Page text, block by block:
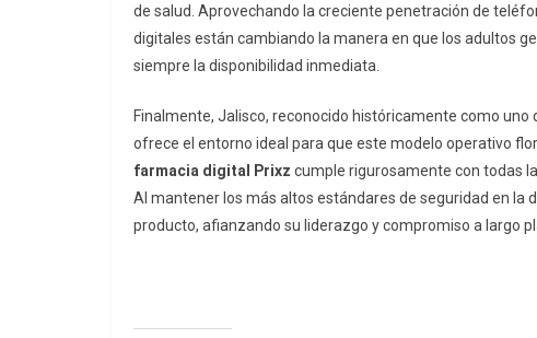
de salud. Aprovechando la creciente penetración de
digitales están cambiando la manera en que los adultos
siempre la disponibilidad inmediata.
Finalmente, Jalisco, reconocido históricamente como uno
ofrece el entorno ideal para que este modelo operativo
farmacia digital Prixz cumple rigurosamente con todas
Al mantener los más altos estándares de seguridad en la
producto, afianzando su liderazgo y compromiso a largo